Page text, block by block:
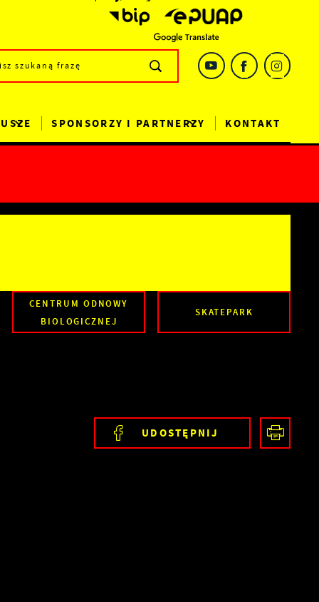
SPONSORZY I PARTNERZY KONTAKT
CENTRUM ODNOWY
BIOLOGICZNEJ
SKATEPARK
UDOSTĘPNIJ